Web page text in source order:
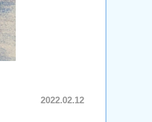
2022.02.12